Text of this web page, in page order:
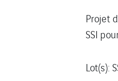
Projet
SSI
Lot(s):